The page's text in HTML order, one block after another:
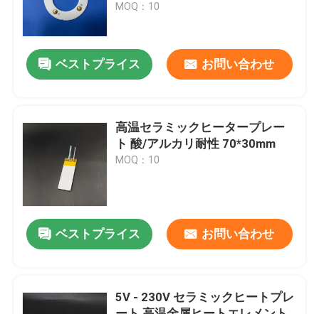
VRショー
私達について
工場旅行
品質管理
接触米国
引用を要求しなさい
MOQ：10
ベストプライス お問い合わせ
高温セラミックヒータープレー
ト 酸/アルカリ耐性 70*30mm
MOQ：10
ベストプライス お問い合わせ
5V - 230V セラミックヒートプレ